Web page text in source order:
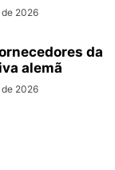
2026
da
alemã
2026